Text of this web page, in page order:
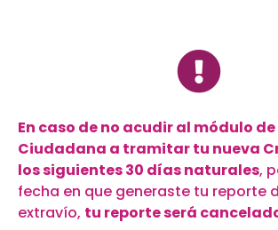
En caso de no acudir al módulo
Ciudadana a tramitar tu nueva
los siguientes 30 días naturales,
fecha en que generaste tu reporte
extravío, tu reporte será